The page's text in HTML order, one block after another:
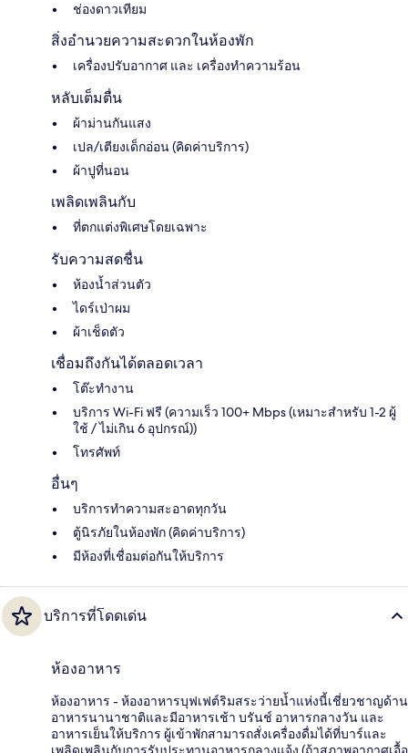
ช่องดาวเทียม
สิ่งอำนวยความสะดวกในห้องพัก
เครื่องปรับอากาศ และ เครื่องทำความร้อน
หลับเต็มตื่น
ผ้าม่านกันแสง
เปล/เตียงเด็กอ่อน (คิดค่าบริการ)
ผ้าปูที่นอน
เพลิดเพลินกับ
ที่ตกแต่งพิเศษโดยเฉพาะ
รับความสดชื่น
ห้องน้ำส่วนตัว
ไดร์เป่าผม
ผ้าเช็ดตัว
เชื่อมถึงกันได้ตลอดเวลา
โต๊ะทำงาน
บริการ Wi-Fi ฟรี (ความเร็ว 100+ Mbps (เหมาะสำหรับ 1-2 ผู้
ใช้ / ไม่เกิน 6 อุปกรณ์))
โทรศัพท์
อื่นๆ
บริการทำความสะอาดทุกวัน
ตู้นิรภัยในห้องพัก (คิดค่าบริการ)
มีห้องที่เชื่อมต่อกันให้บริการ
บริการที่โดดเด่น
ห้องอาหาร
ห้องอาหาร - ห้องอาหารบุฟเฟต์ริมสระว่ายน้ำแห่งนี้เชี่ยวชาญด้าน
อาหารนานาชาติและมีอาหารเช้า บรันช์ อาหารกลางวัน และ
อาหารเย็นให้บริการ ผู้เข้าพักสามารถสั่งเครื่องดื่มได้ที่บาร์และ